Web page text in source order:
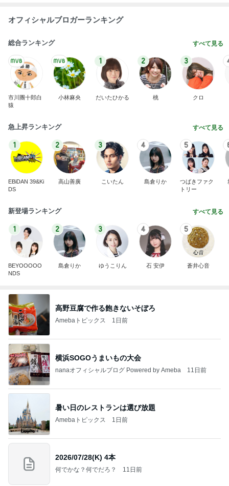
オフィシャルブロガーランキング
総合ランキング すべて見る
市川團十郎白
猿
小林麻央
1
だいたひかる
2
桃
3
クロ
急上昇ランキング すべて見る
1
EBiDAN 39&Ki
DS
2
高山善廣
3
こいたん
4
島倉りか
5
つばきファク
トリー
新登場ランキング すべて見る
1
BEYOOOOO
NDS
2
島倉りか
3
ゆうこりん
4
石 安伊
5
蒼井心音
高野豆腐で作る飽きないそぼろ
Amebaトピックス 1日前
横浜SOGOうまいもの大会
nanaオフィシャルブログ Powered by Ameba 11日前
暑い日のレストランは選び放題
Amebaトピックス 1日前
2026/07/28(K) 4本
何でかな？何でだろ？ 11日前